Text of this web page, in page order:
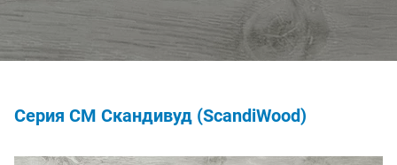
Серия CM Скандивуд (ScandiWood)